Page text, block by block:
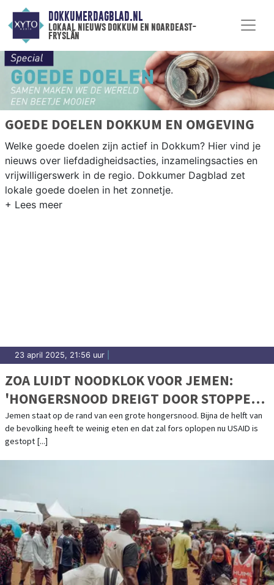
DOKKUMERDAGBLAD.NL
lokaal nieuws dokkum en noardeast-
fryslân
GOEDE DOELEN DOKKUM EN OMGEVING
Welke goede doelen zijn actief in Dokkum? Hier vind je
nieuws over liefdadigheidsacties, inzamelingsacties en
vrijwilligerswerk in de regio. Dokkumer Dagblad zet
lokale goede doelen in het zonnetje.
23 april 2025, 21:56 uur
ZOA LUIDT NOODKLOK VOOR JEMEN:
'HONGERSNOOD DREIGT DOOR STOPPEN
USAID'
Jemen staat op de rand van een grote hongersnood. Bijna de helft van
de bevolking heeft te weinig eten en dat zal fors oplopen nu USAID is
gestopt [...]